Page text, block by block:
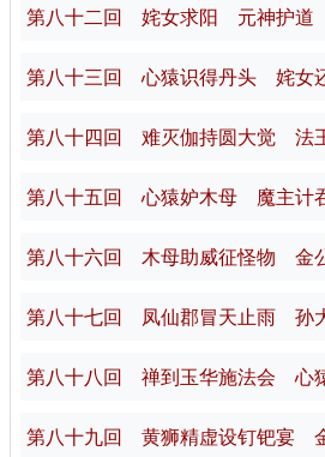
第八十二回 姹女求阳 元神护道
第八十三回 心猿识得丹头 姹女
第八十四回 难灭伽持圆大觉 法
第八十五回 心猿妒木母 魔主计
第八十六回 木母助威征怪物 金
第八十七回 凤仙郡冒天止雨 孙
第八十八回 禅到玉华施法会 心
第八十九回 黄狮精虚设钉钯宴